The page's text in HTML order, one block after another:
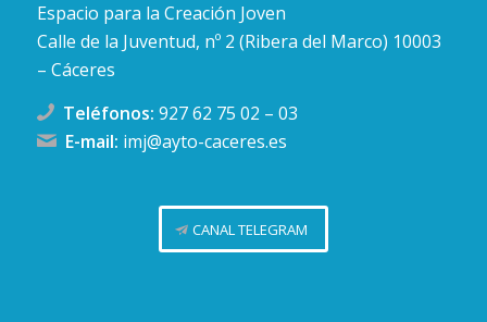
Espacio para la Creación Joven
Calle de la Juventud, nº 2 (Ribera del Marco) 10003
– Cáceres
Teléfonos: 927 62 75 02 – 03
E-mail: imj@ayto-caceres.es
CANAL TELEGRAM